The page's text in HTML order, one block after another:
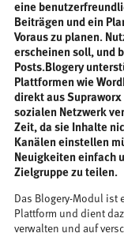
eine
Beiträgen und ein
Voraus zu planen.
erscheinen soll, und
Posts.Blogery
Plattformen wie
direkt aus
sozialen Netzwerk
Zeit, da sie Inhalte
Kanälen einstellen
Neuigkeiten einfach
Zielgruppe zu teilen.
Das Blogery-Modul ist
Plattform und dient
verwalten und auf